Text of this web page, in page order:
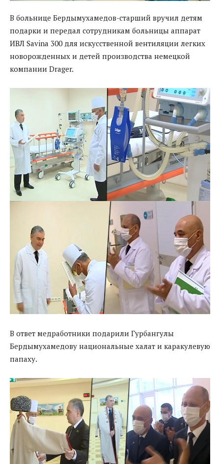
В больнице Бердымухамедов-старший вручил детям
подарки и передал сотрудникам больницы аппарат
ИВЛ Savina 300 для искусственной вентиляции легких
новорожденных и детей производства немецкой
компании Drager.
В ответ медработники подарили Гурбангулы
Бердымухамедову национальные халат и каракулевую
папаху.